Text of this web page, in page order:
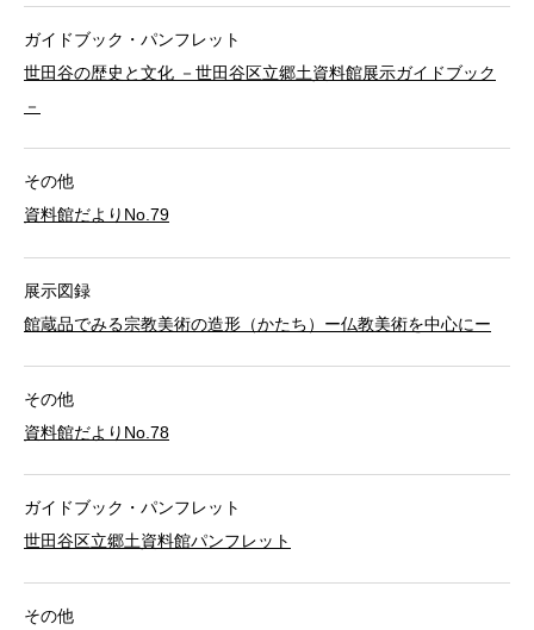
ガイドブック・パンフレット
世田谷の歴史と文化 －世田谷区立郷土資料館展示ガイドブック
－
その他
資料館だよりNo.79
展示図録
館蔵品でみる宗教美術の造形（かたち）ー仏教美術を中心にー
その他
資料館だよりNo.78
ガイドブック・パンフレット
世田谷区立郷土資料館パンフレット
その他